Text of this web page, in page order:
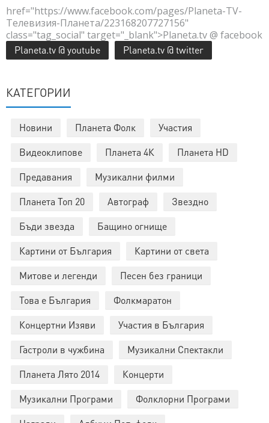
href="https://www.facebook.com/pages/Planeta-TV-
Телевизия-Планета/223168207727156"
class="tag_social" target="_blank">Planeta.tv @ facebook
Planeta.tv @ youtube Planeta.tv @ twitter
КАТЕГОРИИ
Новини Планета Фолк
Участия
Видеоклипове
Планета 4К
Планета HD
Предавания
Музикални филми
Планета Топ 20
Автограф
Звездно
Бъди звезда
Бащино огнище
Картини от България
Картини от света
Митове и легенди
Песен без граници
Това е България
Фолкмаратон
Концертни Изяви
Участия в България
Гастроли в чужбина
Музикални Спектакли
Планета Лято 2014
Концерти
Музикални Програми
Фолклорни Програми